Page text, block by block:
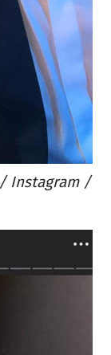
Instagram /